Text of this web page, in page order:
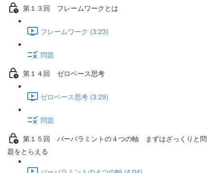
第１３回 フレームワークとは
フレームワーク (3:23)
問題
第１４回 ゼロベース思考
ゼロベース思考 (3:29)
問題
第１５回 バーバラミントの４つの軸 まずはざっくりと問
題をとらえる